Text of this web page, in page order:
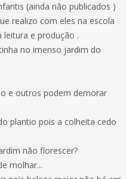
(ainda não publicados )
realizo com eles na escola
e produção .
no imenso jardim do
e outros podem demorar
plantio pois a colheita cedo
não florescer?
molhar...